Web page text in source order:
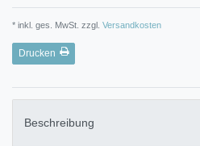
* inkl. ges. MwSt. zzgl. Versandkosten
Drucken
Beschreibung